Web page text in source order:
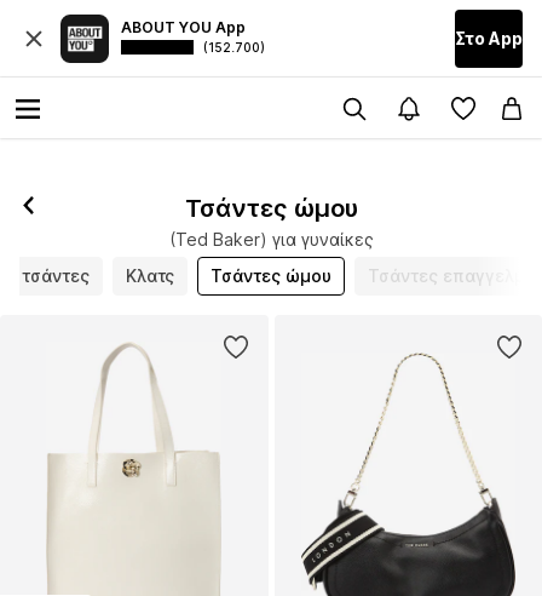
ABOUT YOU App
(152.700) Στο Αpp
Τσάντες ώμου
(Ted Baker) για γυναίκες
τσάντες
Κλατς Τσάντες ώμου Τσάντες